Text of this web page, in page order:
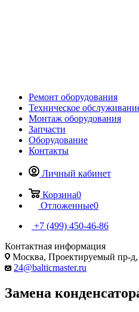
Ремонт оборудования
Техническое
Монтаж оборудования
Запчасти
Оборудование
Контакты
Личный кабинет
Корзина0
Отложенные0
+7 (499) 450-46-86
Контактная информация
Москва, Проектируемый пр-
24@balticmaster.ru
Замена